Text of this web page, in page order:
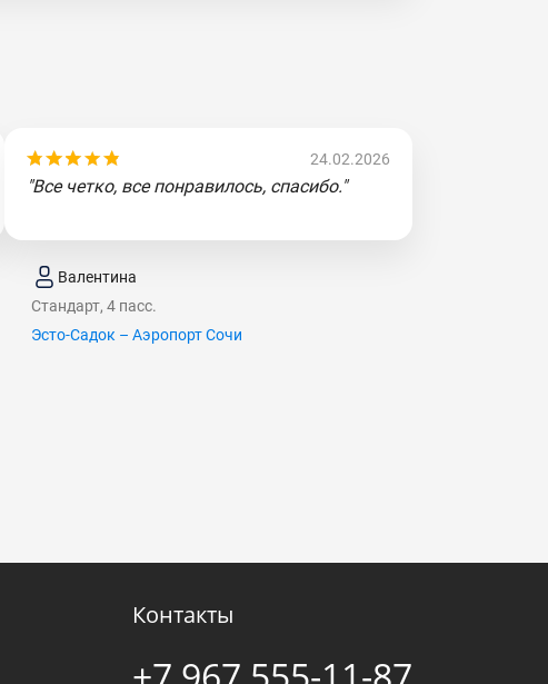
24.02.2026
"Все четко, все понравилось, спасибо."
Валентина
Стандарт, 4 пасс.
Эсто-Садок – Аэропорт Сочи
Контакты